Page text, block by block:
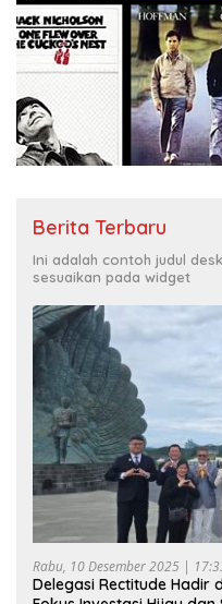
Berita Terbaru
Ini adalah contoh judul
sesuaikan pada widget
Rabu, 10 Desember 2025 |
Delegasi Rectitude Hadir